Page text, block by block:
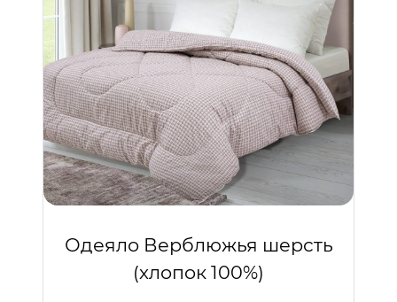
Одеяло Верблюжья шерсть
(хлопок 100%)